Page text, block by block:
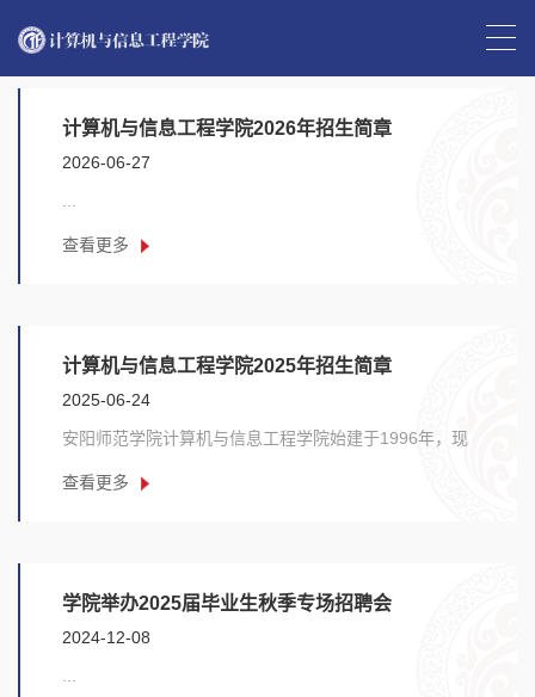
招生就业
计算机与信息工程学院2026年招生简章
2026-06-27
查看更多
计算机与信息工程学院2025年招生简章
2025-06-24
安阳师范学院计算机与信息工程学院始建于1996年，现
人......
查看更多
学院举办2025届毕业生秋季专场招聘会
2024-12-08